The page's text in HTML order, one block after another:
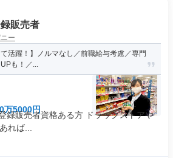
販売者
ー
て活躍！】ノルマなし／前職給与考慮／専⾨
も！／...
万5000円
録販売者資格ある方 ドラッグストアや
れば...